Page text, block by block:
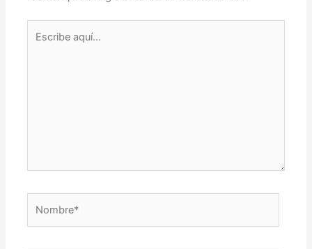
aquí...